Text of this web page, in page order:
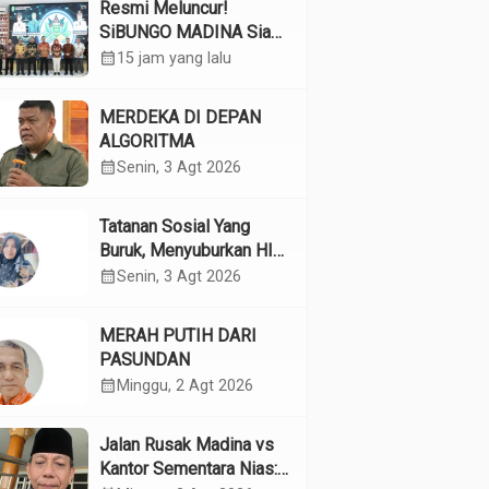
Resmi Meluncur!
SiBUNGO MADINA Siap
Optimalkan Pendapatan
calendar_month15 jam yang lalu
MERDEKA DI DEPAN
ALGORITMA
calendar_monthSenin, 3 Agt 2026
Tatanan Sosial Yang
Buruk, Menyuburkan HIV
Pada Remaja
calendar_monthSenin, 3 Agt 2026
MERAH PUTIH DARI
PASUNDAN
calendar_month Minggu, 2 Agt 2026
Jalan Rusak Madina vs
Kantor Sementara Nias: